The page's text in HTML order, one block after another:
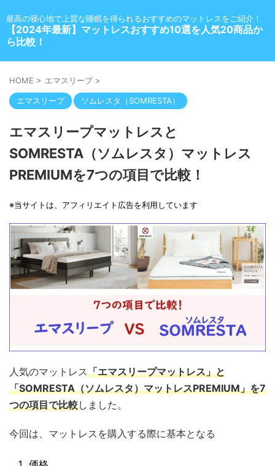
最高の寝心地で上質な睡眠を得られるおすすめのマットレスをご紹介！
【2024年最新】マットレスおすすめ10選を人気20商品か
ら比較！
HOME > エマスリープ >
エマスリープ ソムレスタ（SOMRESTA）
エマスリープマットレスと
SOMRESTA（ソムレスタ）マットレス
PREMIUMを7つの項目で比較！
※当サイトは、アフィリエイト広告を利用しています
人気のマットレス「エマスリープマットレス」と
「SOMRESTA（ソムレスタ）マットレスPREMIUM」を7
つの項目で比較しました。
今回は、マットレスを購入する際に基本となる